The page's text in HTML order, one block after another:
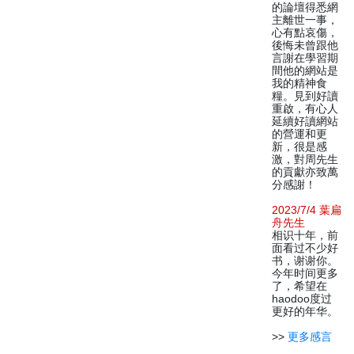
的論壇得悉網
主離世一事，
心有點哀傷，
後悔未曾跟他
言謝在學習期
間他的網站是
我的精神食
糧。見到好讀
重啟，有心人
延續好讀網站
的營運和更
新，很是感
激，對周先生
的貢獻亦致萬
分感謝！
2023/7/4 葉扁
舟先生
相识十年，前
面看过不少好
书，谢谢你。
今年时间更多
了，希望在
haodoo度过
更好的年华。
>> 更多感言